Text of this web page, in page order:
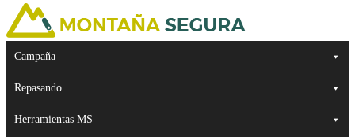
Campaña
Repasando
Herramientas MS